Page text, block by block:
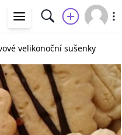
velikonoční sušenky